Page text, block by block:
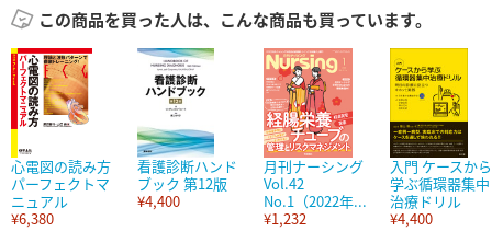
この商品を買った人は、こんな商品も買っています。
心電図の読み方
パーフェクトマ
ニュアル
¥6,380
看護診断ハンド
ブック 第12版
¥4,400
月刊ナーシング
Vol.42
No.1（2022年...
¥1,232
入門 ケースから
学ぶ循環器集中
治療ドリル
¥4,400